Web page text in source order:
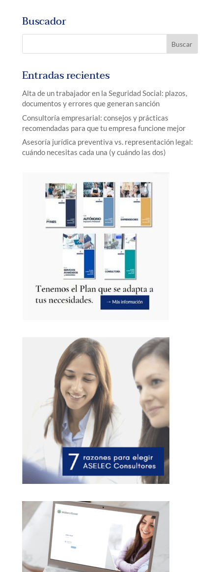
Buscador
Entradas recientes
Alta de un trabajador en la Seguridad Social: plazos,
documentos y errores que generan sanción
Consultoría empresarial: consejos y prácticas
recomendadas para que tu empresa funcione mejor
Asesoría jurídica preventiva vs. representación legal:
cuándo necesitas cada una (y cuándo las dos)